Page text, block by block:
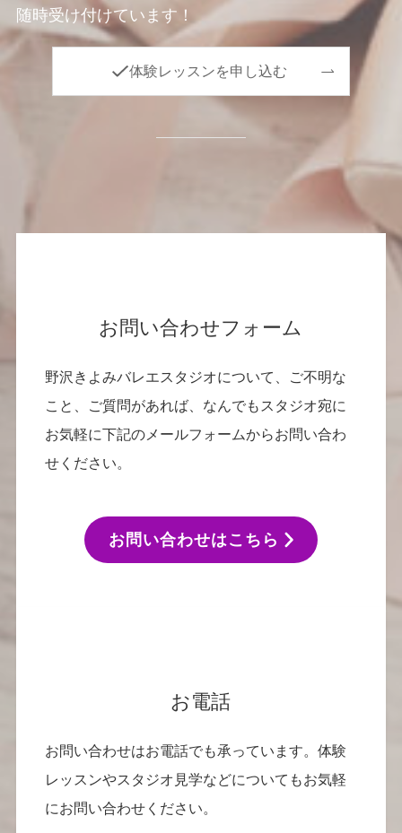
随時受け付けています！
体験レッスンを申し込む
お問い合わせフォーム
野沢きよみバレエスタジオについて、ご不明な
こと、ご質問があれば、なんでもスタジオ宛に
お気軽に下記のメールフォームからお問い合わ
せください。
お問い合わせはこちら
お電話
お問い合わせはお電話でも承っています。体験
レッスンやスタジオ見学などについてもお気軽
にお問い合わせください。